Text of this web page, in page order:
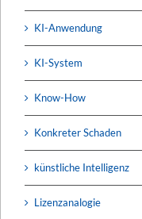
KI-Anwendung
KI-System
Know-How
Konkreter Schaden
künstliche Intelligenz
Lizenzanalogie